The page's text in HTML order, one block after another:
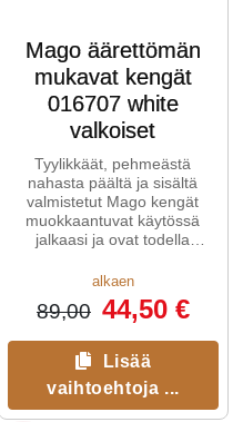
Mago äärettömän
mukavat kengät
016707 white
valkoiset
Tyylikkäät, pehmeästä
nahasta päältä ja sisältä
valmistetut Mago kengät
muokkaantuvat käytössä
jalkaasi ja ovat todella
...
alkaen
89,00 44,50 €
Lisää
vaihtoehtoja ...